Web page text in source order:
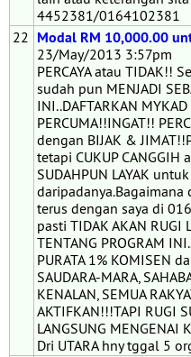
4452381/0164102381
22 Modal RM 10,000.00
23/May/2013 3:57pm
PERCAYA atau TIDAK!!
sudah pun MENJADI
INI..DAFTARKAN
PERCUMA!!INGAT!!
dengan BIJAK &
tetapi CUKUP CANGGIH
SUDAHPUN LAYAK
daripadanya.Bagaimana
terus dengan saya di
pasti TIDAK AKAN RUGI
TENTANG PROGRAM
PURATA 1% KOMISEN
SAUDARA-MARA,
KENALAN, SEMUA
AKTIFKAN!!!TAPI RUGI
LANGSUNG MENGENAI
Dri UTARA hny tggal 5